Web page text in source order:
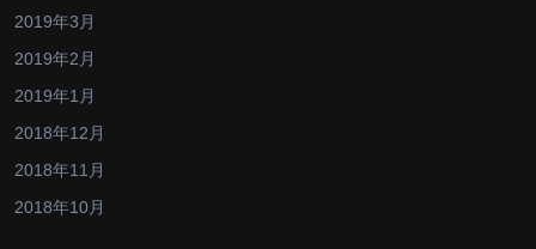
2019年3月
2019年2月
2019年1月
2018年12月
2018年11月
2018年10月